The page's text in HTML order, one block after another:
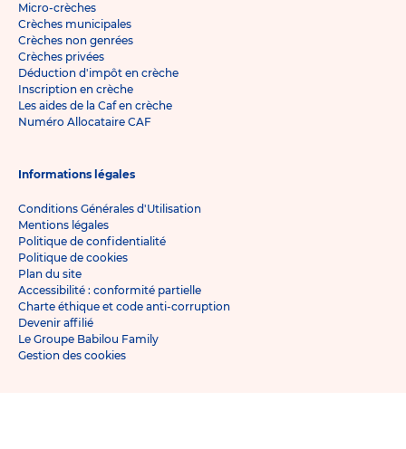
Micro-crèches
Crèches municipales
Crèches non genrées
Crèches privées
Déduction d'impôt en crèche
Inscription en crèche
Les aides de la Caf en crèche
Numéro Allocataire CAF
Informations légales
Conditions Générales d'Utilisation
Mentions légales
Politique de confidentialité
Politique de cookies
Plan du site
Accessibilité : conformité partielle
Charte éthique et code anti-corruption
Devenir affilié
Le Groupe Babilou Family
Gestion des cookies